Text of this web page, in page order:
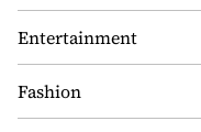
Entertainment
Fashion